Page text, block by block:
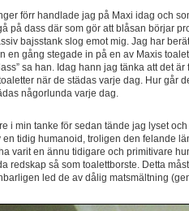
förr handlade jag på Maxi idag och
på dass där som gör att blåsan börjar
bajsstank slog emot mig. Jag har
en gång stegade in på en av Maxis
sa han. Idag hann jag tänka att det
när de städas varje dag. Hur går
någorlunda varje dag.
i min tanke för sedan tände jag lyset
en tidig humanoid, troligen den felande
varit en ännu tidigare och primitivare
redskap så som toalettborste. Detta
led de av dålig matsmältning